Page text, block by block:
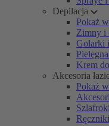
Depilacja
Pokaż
Zimny i
Golarki
Krem
Akcesoria
Pokaż
Szlafroki